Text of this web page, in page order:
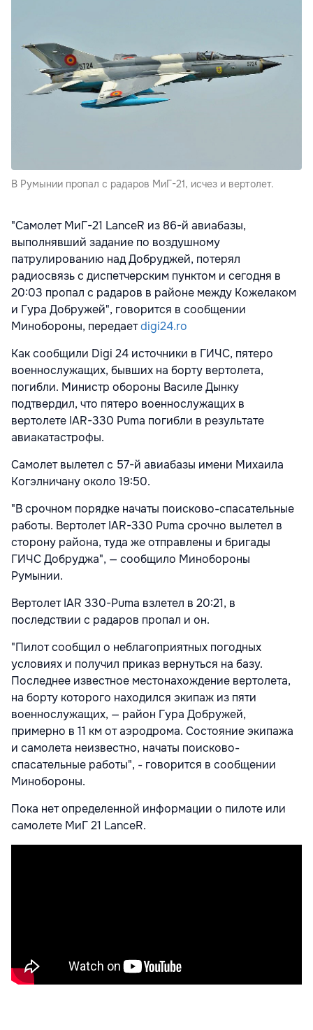
В Румынии пропал с радаров МиГ-21, исчез и вертолет.
"Самолет МиГ-21 LanceR из 86-й авиабазы,
выполнявший задание по воздушному
патрулированию над Добруджей, потерял
радиосвязь с диспетчерским пунктом и сегодня в
20:03 пропал с радаров в районе между Кожелаком
и Гура Добружей", говорится в сообщении
Минобороны, передаетdigi24.ro
Как сообщили Digi 24 источники в ГИЧС, пятеро
военнослужащих, бывших на борту вертолета,
погибли. Министр обороны Василе Дынку
подтвердил, что пятеро военнослужащих в
вертолете IAR-330 Puma погибли в результате
авиакатастрофы.
Самолет вылетел с 57-й авиабазы имени Михаила
Когэлничану около 19:50.
"В срочном порядке начаты поисково-спасательные
работы. Вертолет IAR-330 Puma срочно вылетел в
сторону района, туда же отправлены и бригады
ГИЧС Добруджа", — сообщило Минобороны
Румынии.
Вертолет IAR 330-Pumа взлетел в 20:21, в
последствии с радаров пропал и он.
"Пилот сообщил о неблагоприятных погодных
условиях и получил приказ вернуться на базу.
Последнее известное местонахождение вертолета,
на борту которого находился экипаж из пяти
военнослужащих, — район Гура Добружей,
примерно в 11 км от аэродрома. Состояние экипажа
и самолета неизвестно, начаты поисково-
спасательные работы", - говорится в сообщении
Минобороны.
Пока нет определенной информации о пилоте или
самолете МиГ 21 LanceR.